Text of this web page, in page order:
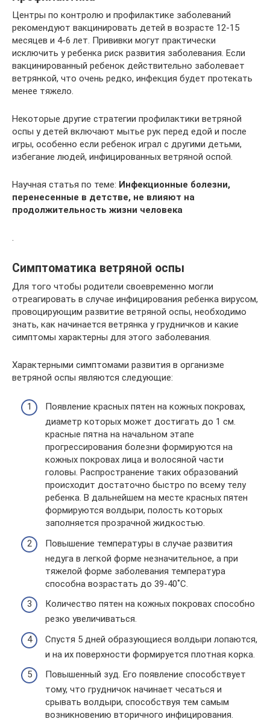
Центры по контролю и профилактике заболеваний
рекомендуют вакцинировать детей в возрасте 12-15
месяцев и 4-6 лет. Прививки могут практически
исключить у ребенка риск развития заболевания. Если
вакцинированный ребенок действительно заболевает
ветрянкой, что очень редко, инфекция будет протекать
менее тяжело.
Некоторые другие стратегии профилактики ветряной
оспы у детей включают мытье рук перед едой и после
игры, особенно если ребенок играл с другими детьми,
избегание людей, инфицированных ветряной оспой.
Научная статья по теме: Инфекционные болезни,
перенесенные в детстве, не влияют на
продолжительность жизни человека
.
Симптоматика ветряной оспы
Для того чтобы родители своевременно могли
отреагировать в случае инфицирования ребенка вирусом,
провоцирующим развитие ветряной оспы, необходимо
знать, как начинается ветрянка у грудничков и какие
симптомы характерны для этого заболевания.
Характерными симптомами развития в организме
ветряной оспы являются следующие:
Появление красных пятен на кожных покровах,
диаметр которых может достигать до 1 см.
красные пятна на начальном этапе
прогрессирования болезни формируются на
кожных покровах лица и волосяной части
головы. Распространение таких образований
происходит достаточно быстро по всему телу
ребенка. В дальнейшем на месте красных пятен
формируются волдыри, полость которых
заполняется прозрачной жидкостью.
Повышение температуры в случае развития
недуга в легкой форме незначительное, а при
тяжелой форме заболевания температура
способна возрастать до 39-40˚С.
Количество пятен на кожных покровах способно
резко увеличиваться.
Спустя 5 дней образующиеся волдыри лопаются,
и на их поверхности формируется плотная корка.
Повышенный зуд. Его появление способствует
тому, что грудничок начинает чесаться и
срывать волдыри, способствуя тем самым
возникновению вторичного инфицирования.